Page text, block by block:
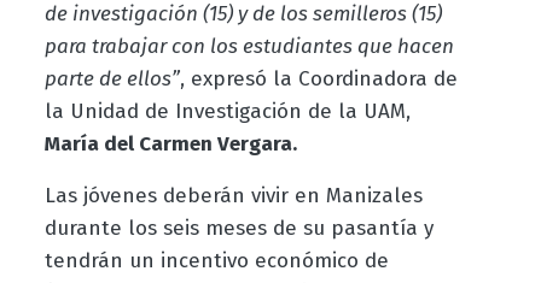
de investigación (15) y de los semilleros (15)
para trabajar con los estudiantes que hacen
parte de ellos”, expresó la Coordinadora de
la Unidad de Investigación de la UAM,
María del Carmen Vergara.
Las jóvenes deberán vivir en Manizales
durante los seis meses de su pasantía y
tendrán un incentivo económico de